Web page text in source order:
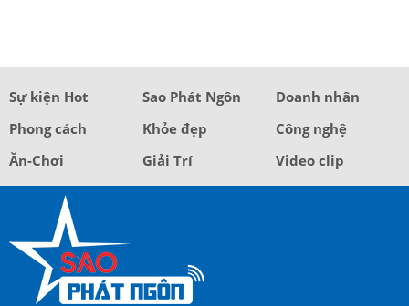
Sự kiện Hot Sao Phát Ngôn
Doanh nhân
Phong cách
Khỏe đẹp
Công nghệ
Ăn-Chơi
Giải Trí Video clip